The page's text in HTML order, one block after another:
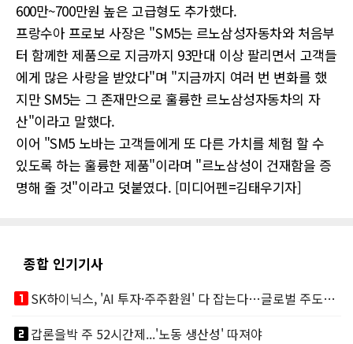
600만~700만원 높은 고급형도 추가했다.
프랑수아 프로보 사장은 "SM5는 르노삼성자동차와 처음부
터 함께한 제품으로 지금까지 93만대 이상 팔리면서 고객들
에게 많은 사랑을 받았다"며 "지금까지 여러 번 변화를 했
지만 SM5는 그 존재만으로 훌륭한 르노삼성자동차의 자
산"이라고 말했다.
이어 "SM5 노바는 고객들에게 또 다른 가치를 체험 할 수
있도록 하는 훌륭한 제품"이라며 "르노삼성이 건재함을 증
명해 줄 것"이라고 덧붙였다. [미디어펜=김태우기자]
종합 인기기사
looks_one
SK하이닉스, 'AI 투자·주주환원' 다 잡는다…글로벌 주도권 굳히기
looks_two갑론을박 주 52시간제...'노동 생산성' 따져야